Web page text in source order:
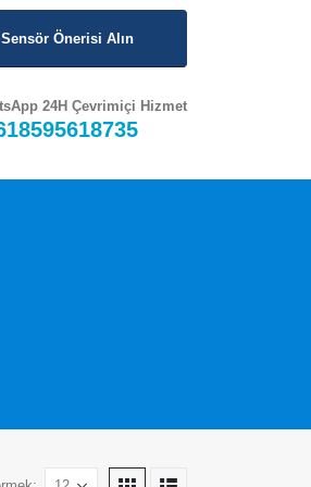
Sensör Önerisi Alın
24H Çevrimiçi Hizmet